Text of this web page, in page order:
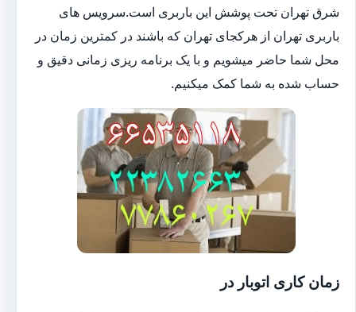
شرق تهران تحت پوشش این باربری است.سرویس های
باربری تهران از هرکجای تهران که باشند در کمترین زمان در
محل شما حاضر میشویم و با یک برنامه ریزی زمانی دقیق و
حساب شده به شما کمک میکنیم.
زمان کاری اتوبار در